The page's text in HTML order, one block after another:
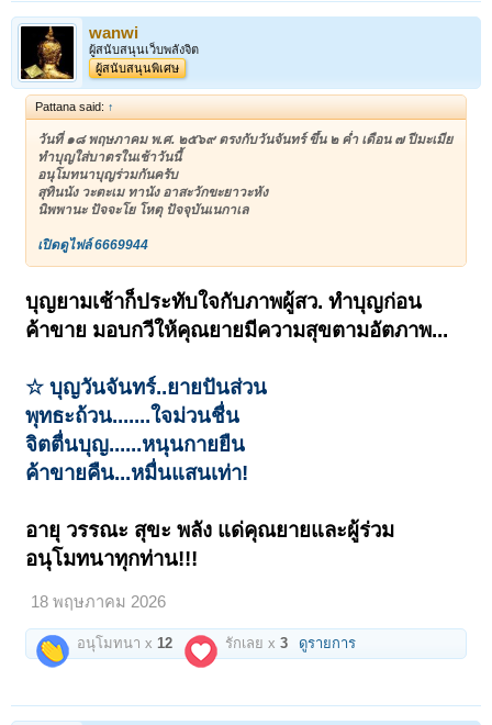
wanwi
ผู้สนับสนุนเว็บพลังจิต
ผู้สนับสนุนพิเศษ
Pattana said: ↑
วันที่ ๑๘ พฤษภาคม พ.ศ. ๒๕๖๙ ตรงกับวันจันทร์ ขึ้น ๒ ค่ำ เดือน ๗ ปีมะเมีย
ทำบุญใส่บาตรในเช้าวันนี้
อนุโมทนาบุญร่วมกันครับ
สุทินนัง วะตะเม ทานัง อาสะวักขะยาวะหัง
นิพพานะ ปัจจะโย โหตุ ปัจจุบันเนกาเล
เปิดดูไฟล์ 6669944
บุญยามเช้าก็ประทับใจกับภาพผู้สว. ทำบุญก่อน
ค้าขาย มอบกวีให้คุณยายมีความสุขตามอัตภาพ...
☆ บุญวันจันทร์..ยายปันส่วน
พุทธะถ้วน.......ใจม่วนชื่น
จิตตื่นบุญ......หนุนกายยืน
ค้าขายคืน...หมื่นแสนเท่า!
อายุ วรรณะ สุขะ พลัง แด่คุณยายและผู้ร่วม
อนุโมทนาทุกท่าน!!!
18 พฤษภาคม 2026
อนุโมทนา x 12 รักเลย x3 ดูรายการ